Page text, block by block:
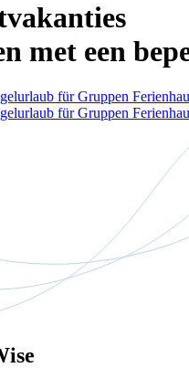
met een
für Gruppen
für Gruppen